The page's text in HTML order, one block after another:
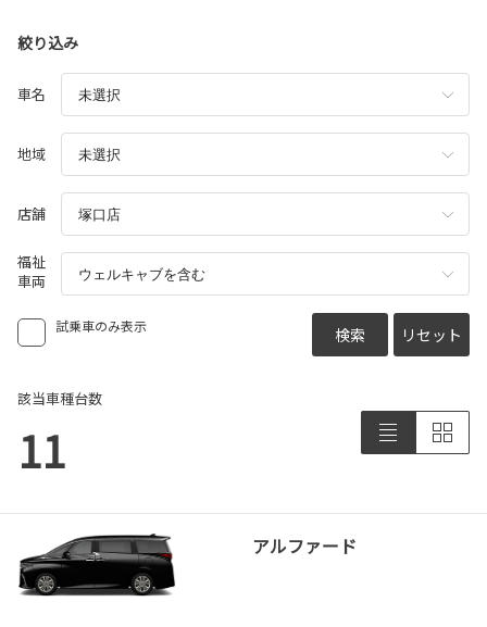
絞り込み
車名
地域
店舗
福祉
車両
試乗車のみ表示 検索 リセット
該当車種台数
11
アルファード